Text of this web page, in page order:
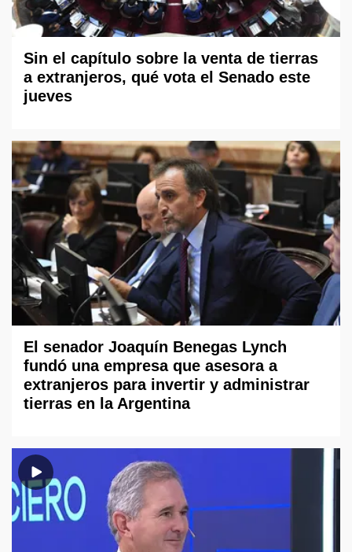
Sin el capítulo sobre la venta de tierras
a extranjeros, qué vota el Senado este
jueves
El senador Joaquín Benegas Lynch
fundó una empresa que asesora a
extranjeros para invertir y administrar
tierras en la Argentina